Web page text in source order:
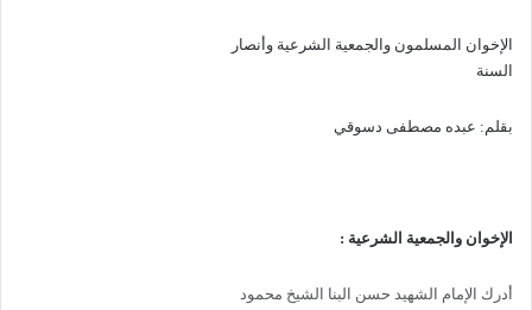
الإخوان المسلمون والجمعية الشرعية وأنصار
السنة
بقلم: عبده مصطفى دسوقي
الإخوان والجمعية الشرعية :
أدرك الإمام الشهيد حسن البنا الشيخ محمود